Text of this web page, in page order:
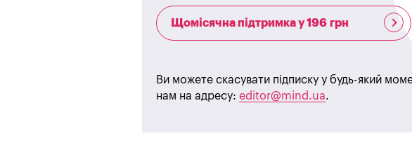
Щомісячна підтримка у 196 грн
Ви можете скасувати підписку у будь-який
нам на адресу: editor@mind.ua.